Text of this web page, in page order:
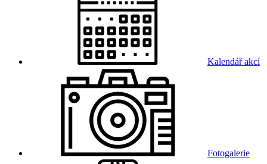
Kalendář akcí
Fotogalerie